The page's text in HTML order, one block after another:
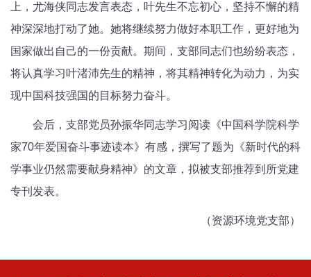
上，尤海侠同志发言表态，叶先生不忘初心，坚持不懈的精
神深深地打动了她。她将继续努力做好本职工作，更好地为
国家做出自己的一份贡献。期间，支部同志们也纷纷表态，
将认真学习叶渚沛先生的精神，将其精神转化为动力，为实
现中国科技强国的目标努力奋斗。
会后，支部党员孙振华同志学习阅读《中国科学院科学
家70年爱国奋斗事迹读本》有感，撰写了题为《新时代的科
学事业仍然需要献身精神》的文章，拟被支部推荐到所党建
专刊发表。
（资源环境党支部）